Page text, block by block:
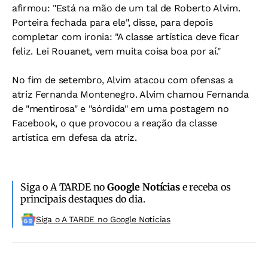
afirmou: "Está na mão de um tal de Roberto Alvim.
Porteira fechada para ele", disse, para depois
completar com ironia: "A classe artística deve ficar
feliz. Lei Rouanet, vem muita coisa boa por aí."
No fim de setembro, Alvim atacou com ofensas a
atriz Fernanda Montenegro. Alvim chamou Fernanda
de "mentirosa" e "sórdida" em uma postagem no
Facebook, o que provocou a reação da classe
artística em defesa da atriz.
Siga o A TARDE noGoogle Notíciase receba os
principais destaques do dia.
Siga o A TARDE no Google Noticias